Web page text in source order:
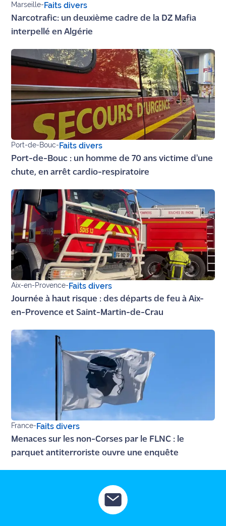
site maritima.fr
Archives
Marseille-Faits divers
Narcotrafic: un deuxième cadre de la DZ Mafia
interpellé en Algérie
Port-de-Bouc-Faits divers
Port-de-Bouc : un homme de 70 ans victime d'une
chute, en arrêt cardio-respiratoire
Aix-en-Provence-Faits divers
Journée à haut risque : des départs de feu à Aix-
en-Provence et Saint-Martin-de-Crau
France-Faits divers
Menaces sur les non-Corses par le FLNC : le
parquet antiterroriste ouvre une enquête